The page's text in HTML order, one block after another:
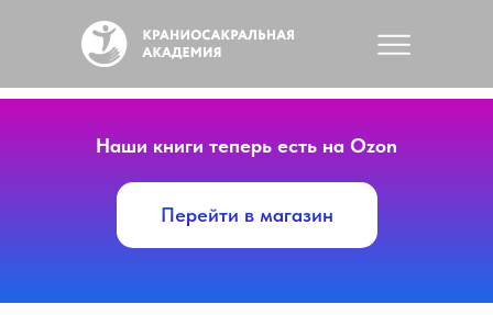
Наши книги теперь есть на Ozon
Перейти в магазин